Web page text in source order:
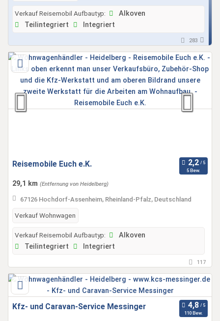
Verkauf Reisemobil Aufbautyp:
Alkoven
Teilintegriert
Integriert
283
Reisemobile Euch e.K.
5 Bew.
29,1 km (Entfernung von Heidelberg)
67126 Hochdorf-Assenheim, Rheinland-Pfalz, Deutschland
Verkauf Wohnwagen
Verkauf Reisemobil Aufbautyp:
Alkoven
Teilintegriert
Integriert
117
Kfz- und Caravan-Service Messinger
110 Bew.